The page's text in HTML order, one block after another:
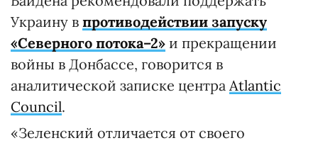
Украину в противодействии запуску
«Северного потока–2» и прекращении
войны в Донбассе, говорится в
аналитической записке центра Atlantic
Council.
«Зеленский отличается от своего